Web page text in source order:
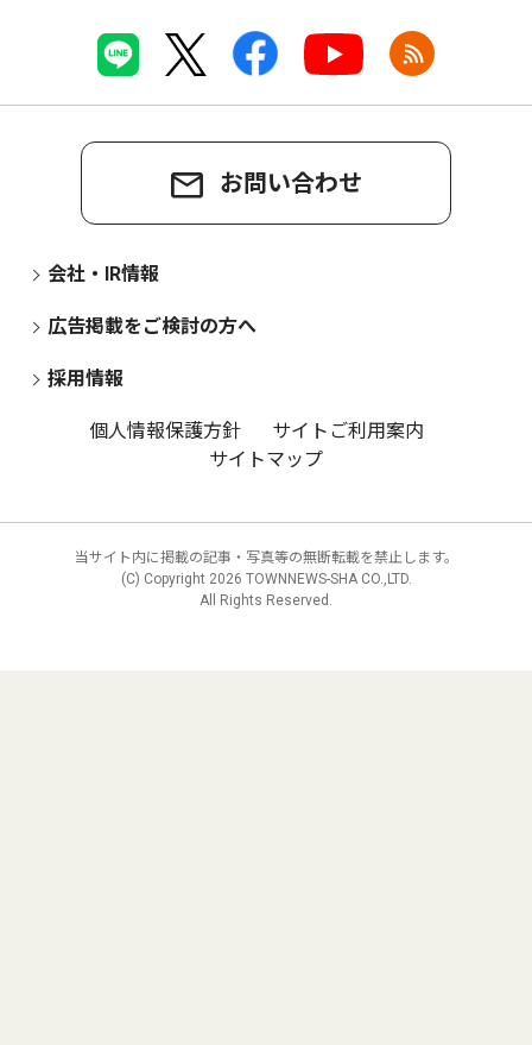
お問い合わせ
会社・IR情報
広告掲載をご検討の方へ
採用情報
個人情報保護方針
サイトご利用案内
サイトマップ
当サイト内に掲載の記事・写真等の無断転載を禁止します。
(C) Copyright 2026 TOWNNEWS-SHA CO.,LTD.
All Rights Reserved.